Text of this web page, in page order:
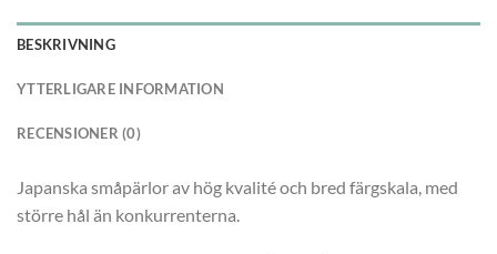
BESKRIVNING
YTTERLIGARE INFORMATION
RECENSIONER (0)
Japanska småpärlor av hög kvalité och bred färgskala, med
större hål än konkurrenterna.